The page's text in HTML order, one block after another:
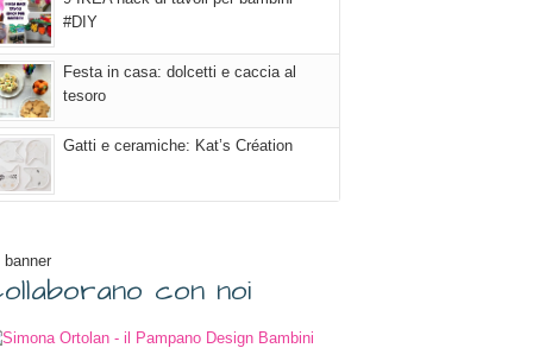
#DIY
Festa in casa: dolcetti e caccia al
tesoro
Gatti e ceramiche: Kat’s Création
banner
con noi